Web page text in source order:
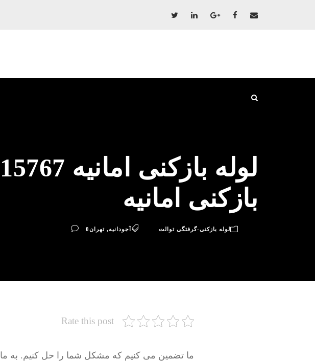
بازکنی امانیه
لوله بازکنی-گرفتگی توالت آجودانیه, تهران0
Rate this post
ما تضمین می کنیم که مشکل شما را حل کنیم. به ما